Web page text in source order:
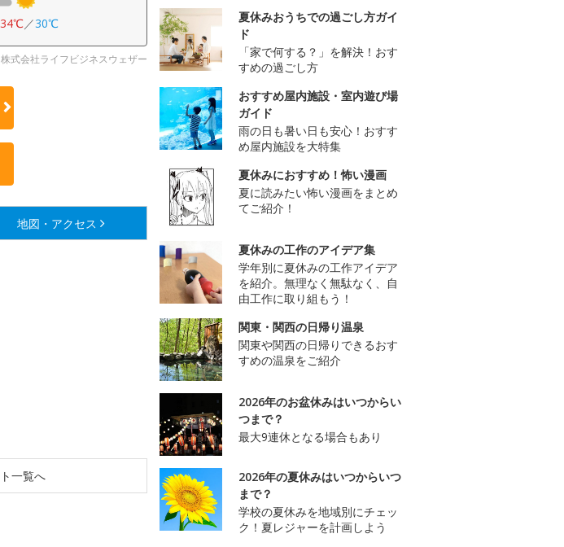
34℃／30℃
式会社ライフビジネスウェザー
地図・アクセス
一覧へ
夏休みおうちでの過ごし方ガイ
ド
「家で何する？」を解決！おす
すめの過ごし方
おすすめ屋内施設・室内遊び場
ガイド
雨の日も暑い日も安心！おすす
め屋内施設を大特集
夏休みにおすすめ！怖い漫画
夏に読みたい怖い漫画をまとめ
てご紹介！
夏休みの工作のアイデア集
学年別に夏休みの工作アイデア
を紹介。無理なく無駄なく、自
由工作に取り組もう！
関東・関西の日帰り温泉
関東や関西の日帰りできるおす
すめの温泉をご紹介
2026年のお盆休みはいつからい
つまで？
最大9連休となる場合もあり
2026年の夏休みはいつからいつ
まで？
学校の夏休みを地域別にチェッ
ク！夏レジャーを計画しよう